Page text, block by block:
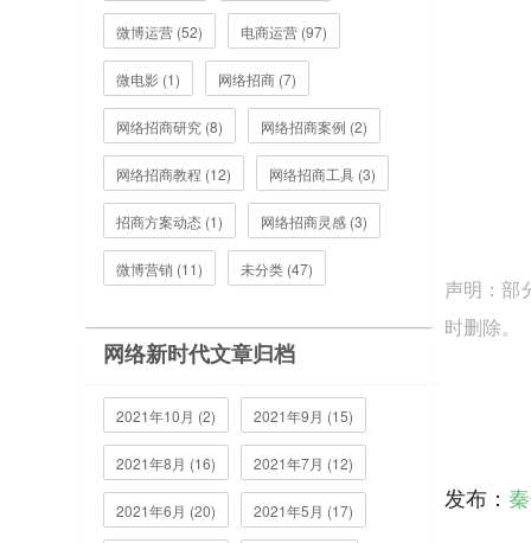
微博运营 (52) 电商运营 (97)
微电影 (1) 网络招商 (7)
网络招商研究 (8) 网络招商案例 (2)
网络招商教程 (12) 网络招商工具 (3)
招商方案动态 (1) 网络招商灵感 (3)
微博营销 (11) 未分类 (47)
网络新时代文章归档
2021年10月 (2) 2021年9月 (15)
2021年8月 (16) 2021年7月 (12)
2021年6月 (20) 2021年5月 (17)
声明：部
时删除。
发布：